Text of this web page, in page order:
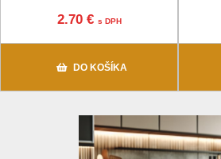
2.70 € s DPH
DO KOŠÍKA